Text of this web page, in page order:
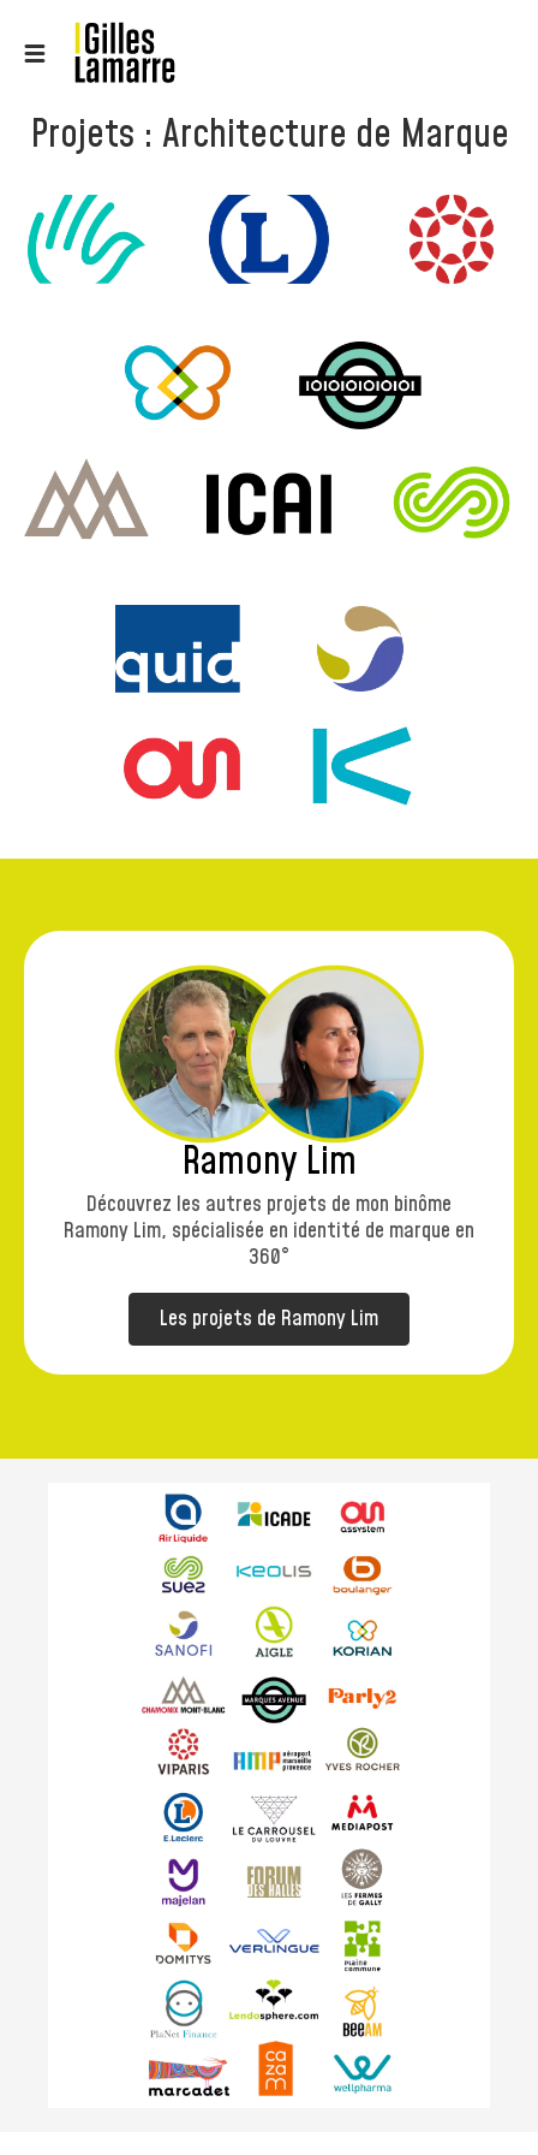
Projets : Architecture de Marque
CHARTE GRAPHIQUE
ARCHITECTURE DE MARQUE
ARCHITECTURE DE MARQUE
IDENTITÉ VISUELLE
ARCHITECTURE DE MARQUE
IDENTITÉ VISUELLE
ARCHITECTURE DE MARQUE
IDENTITÉ VISUELLE
ARCHITECTURE DE MARQUE
IDENTITÉ VISUELLE
ARCHITECTURE DE MARQUE
IDENTITÉ VISUELLE
PICTOGRAMME
CHARTE GRAPHIQUE
ARCHITECTURE DE MARQUE
ARCHITECTURE DE MARQUE
IDENTITÉ VISUELLE
ARCHITECTURE DE MARQUE
IDENTITÉ VISUELLE
ARCHITECTURE DE MARQUE
IDENTITÉ VISUELLE
IDENTITÉ VISUELLE
ARCHITECTURE DE MARQUE
ARCHITECTURE DE MARQUE
IDENTITÉ VISUELLE
Ramony Lim
Découvrez les autres projets de mon binôme
Ramony Lim, spécialisée en identité de marque en
360°
Les projets de Ramony Lim